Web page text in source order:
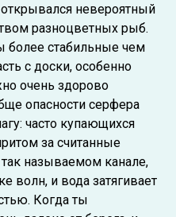
невероятный
разноцветных рыб.
более стабильные чем
с доски, особенно
очень здорово
опасности серфера
часто купающихся
за считанные
называемом канале,
волн, и вода затягивает
Когда ты